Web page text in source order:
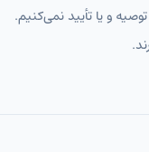
و یا تأیید نمی‌کنیم.